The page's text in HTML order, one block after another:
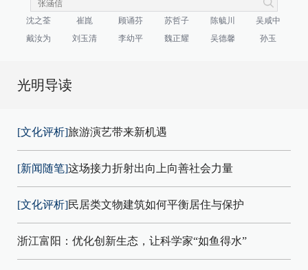
沈之荃 崔崑 顾诵芬 苏哲子 陈毓川
吴咸中
戴汝为
刘玉清 李幼平 魏正耀 吴德馨 孙玉
光明导读
[文化评析]旅游演艺带来新机遇
[新闻随笔]这场接力折射出向上向善社会力量
[文化评析]民居类文物建筑如何平衡居住与保护
浙江富阳：优化创新生态，让科学家“如鱼得水”